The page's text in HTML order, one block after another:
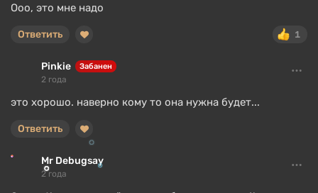
Ооо, это мне надо
1
Ответить
Pinkie Забанен
2 года
это хорошо. наверно кому то она нужна будет...
Ответить
Mr Debugsay
2 года